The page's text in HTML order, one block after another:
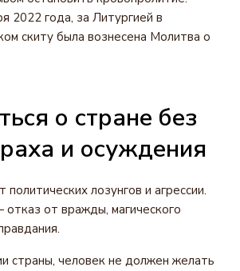
2022 года, за Литургией в
скиту была вознесена Молитва о
о стране без
и осуждения
лозунгов и агрессии.
отказ от вражды, магического
страны, человек не должен желать